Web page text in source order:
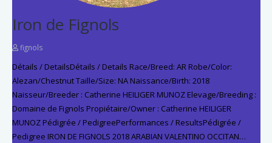
Iron de Fignols
fignols
Détails / DetailsDétails / Details Race/Breed: AR Robe/Color:
Alezan/Chestnut Taille/Size: NA Naissance/Birth: 2018
Naisseur/Breeder : Catherine HEILIGER MUNOZ Elevage/Breeding :
Domaine de Fignols Propiétaire/Owner : Catherine HEILIGER
MUNOZ Pédigrée / PedigreePerformances / ResultsPédigrée /
Pedigree IRON DE FIGNOLS 2018 ARABIAN VALENTINO OCCITAN…